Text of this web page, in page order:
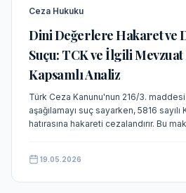
Ceza Hukuku
Dini Değerlere Hakaret ve
Suçu: TCK ve İlgili Mevzuat
Kapsamlı Analiz
Türk Ceza Kanunu'nun 216/3.
aşağılamayı suç sayarken, 5816 sayılı
hatırasına hakareti cezalandırır. Bu
19.05.2026